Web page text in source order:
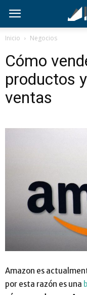
Inicio Negocios
Cómo
productos
ventas
Amazon es
por esta razón es una